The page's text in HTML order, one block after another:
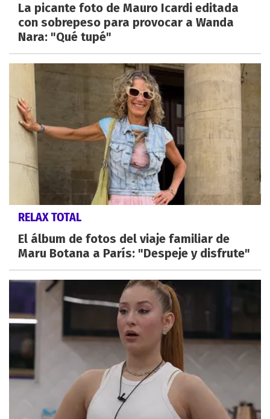
La picante foto de Mauro Icardi editada
con sobrepeso para provocar a Wanda
Nara: "Qué tupé"
RELAX TOTAL
El álbum de fotos del viaje familiar de
Maru Botana a París: "Despeje y disfrute"